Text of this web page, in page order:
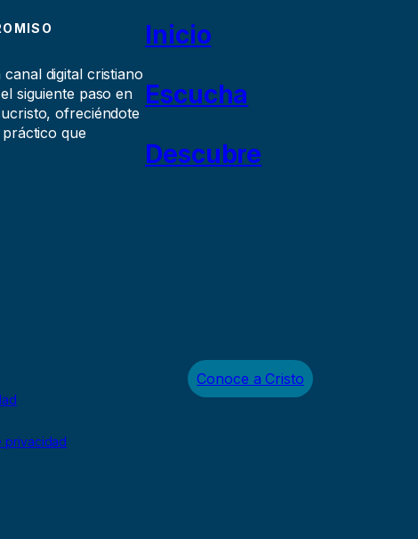
digital cristiano
siguiente paso en
ofreciéndote
que
Inicio
Escucha
Descubre
privacidad
Conoce a Cristo